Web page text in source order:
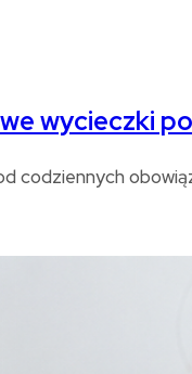
wycieczki
codziennych